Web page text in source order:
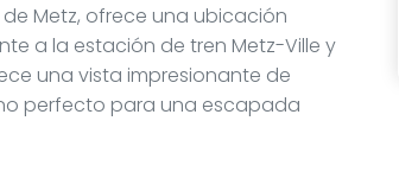
Metz, ofrece una ubicación
a la estación de tren Metz-Ville y
una vista impresionante de
perfecto para una escapada